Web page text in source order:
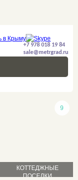
+7 978 018 19 84
sale@metrgrad.ru
КОТТЕДЖНЫЕ
ПОСЕЛКИ
9